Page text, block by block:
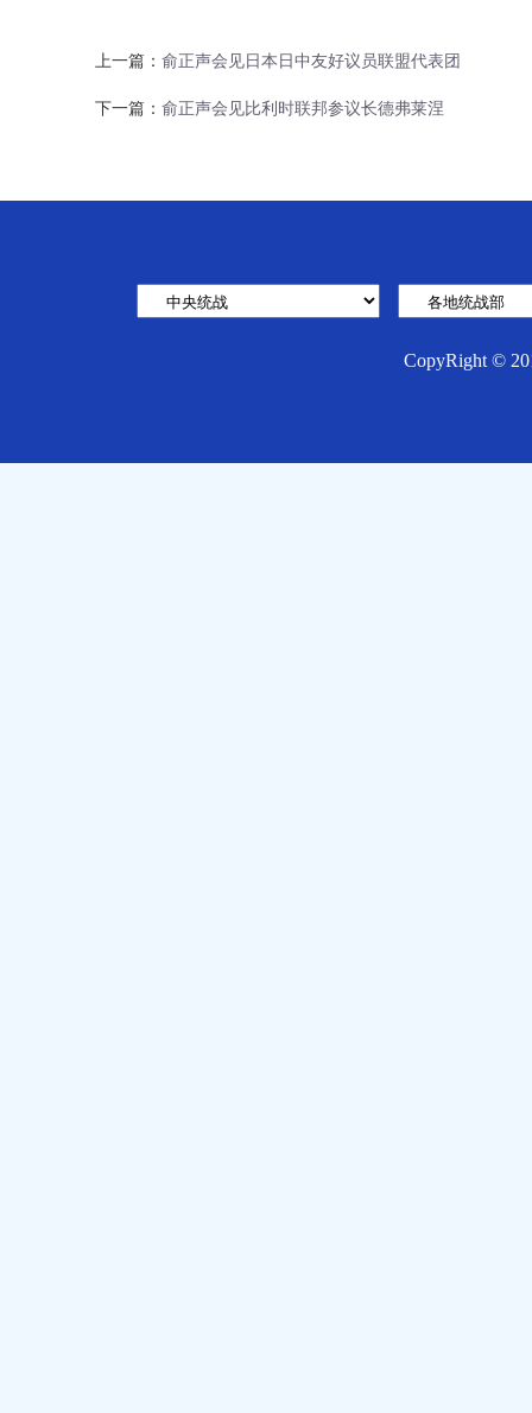
上一篇： 俞正声会见日本日中友好议员联盟代表团
下一篇： 俞正声会见比利时联邦参议长德弗莱涅
CopyRight ©